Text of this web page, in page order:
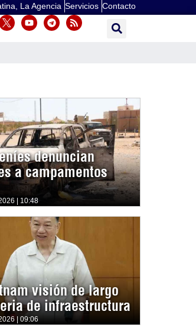
La Agencia Servicios Contacto
denuncian
a campamentos
| 10:48
visión de largo
de infraestructura
| 09:06